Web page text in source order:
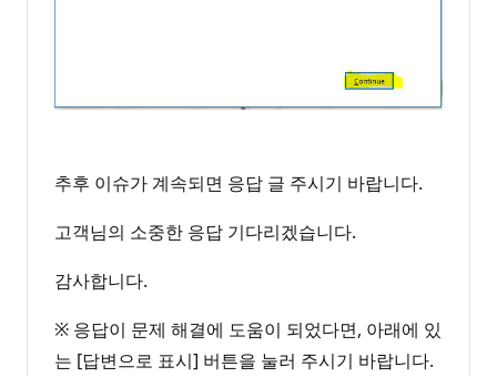
추후 이슈가 계속되면 응답 글 주시기 바랍니다.
고객님의 소중한 응답 기다리겠습니다.
감사합니다.
※ 응답이 문제 해결에 도움이 되었다면, 아래에 있
는 [답변으로 표시] 버튼을 눌러 주시기 바랍니다.